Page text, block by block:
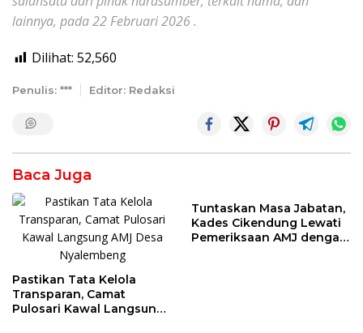
lainnya, pada 22 Februari 2026 .
Dilihat: 52,560
Penulis: *** Editor: Redaksi
Baca Juga
Pastikan Tata Kelola
Transparan, Camat
Pulosari Kawal Langsung
Tuntaskan Masa Jabatan,
Kades Cikendung Lewati
Pemeriksaan AMJ dengan